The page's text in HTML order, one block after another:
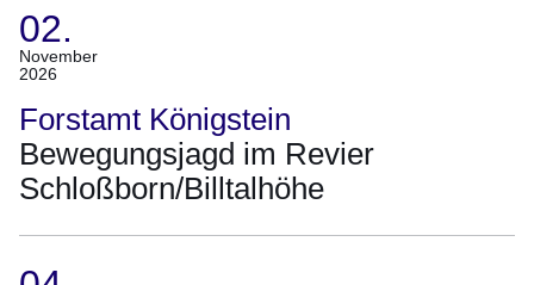
02.
November
2026
(Termin:
02.
November
Forstamt Königstein
Bewegungsjagd im Revier
Schloßborn/Billtalhöhe